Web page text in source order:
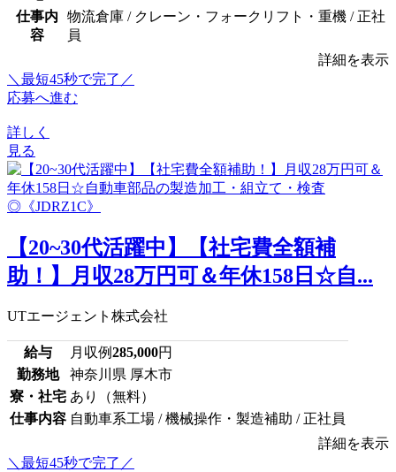
仕事内
容
物流倉庫 / クレーン・フォークリフト・重機 / 正社
員
詳細を表示
＼最短45秒で完了／
応募へ進む
詳しく
見る
【20~30代活躍中】【社宅費全額補
助！】月収28万円可＆年休158日☆自...
UTエージェント株式会社
給与 月収例285,000円
勤務地
神奈川県 厚木市
寮・社宅 あり（無料）
仕事内容 自動車系工場 / 機械操作・製造補助 / 正社員
詳細を表示
＼最短45秒で完了／